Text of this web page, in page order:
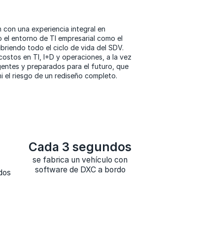
una experiencia integral en
entorno de TI empresarial como el
todo el ciclo de vida del SDV.
en TI, I+D y operaciones, a la vez
y preparados para el futuro, que
el riesgo de un rediseño completo.
Cada 3 segundos
se fabrica un vehículo con
software de DXC a bordo